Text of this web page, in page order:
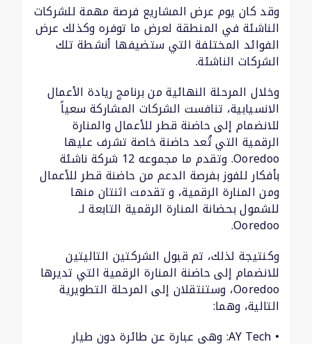
وقد كان يوم عرض المشاريع فرصة مهمة للشركات
الناشئة في المنطقة لعرض ما توفره وكذلك عرض
الفوائد المختلفة التي ستضيفها أنشطة تلك
الشركات الناشئة.
وخلال المرحلة النهائية من برنامج ريادة الأعمال
الانسيابية، تنافست الشركات المشاركة سعياً
للانضمام إلى حاضنة قطر للأعمال والمنارة
الرقمية التي تُعد حاضنة خاصة تشرف عليها
Ooredoo. وتقدم ما مجموعه 12 شركة ناشئة
بأفكار للفوز بفرصة الدعم من حاضنة قطر للأعمال
ومن المنارة الرقمية، و تقدمت اثنتان منها
للشمول بحضانة المنارة الرقمية التابعة لـ
Ooredoo.
وكنتيجة لذلك، تم قبول الشركتين التاليتين
للانضمام إلى حاضنة المنارة الرقمية التي تديرها
Ooredoo، وستنتقلان إلى المرحلة التطويرية
التالية، وهما:
• AY Tech: وهي عبارة عن طائرة دون طيار